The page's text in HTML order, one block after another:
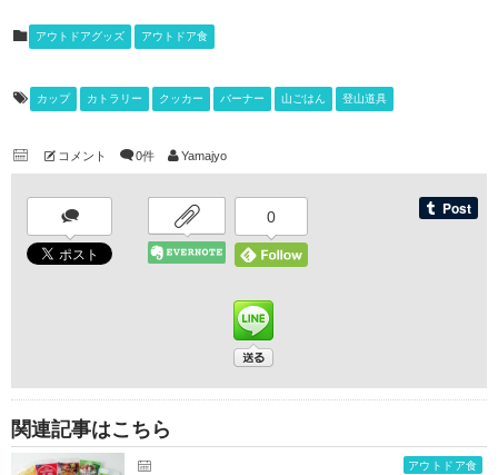
アウトドアグッズ アウトドア食
カップ カトラリー クッカー バーナー 山ごはん 登山道具
コメント 0件 Yamajyo
0
関連記事はこちら
アウトドア食